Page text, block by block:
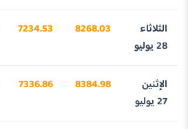
الثلاثاء
28 يوليو
8268.03
7234.53
الإثنين
27 يوليو
8384.98
7336.86